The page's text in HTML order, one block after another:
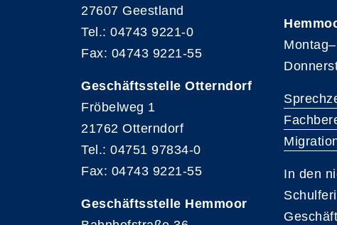
27607 Geestland
Tel.: 04743 9221-0
Fax: 04743 9221-55
Geschäftsstelle Otterndorf
Fröbelweg 1
21762 Otterndorf
Tel.: 04751 97834-0
Fax: 04743 9221-55
Geschäftsstelle Hemmoor
In den